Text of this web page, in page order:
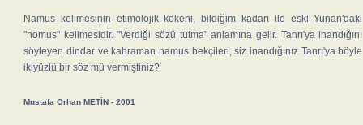
Namus kelimesinin etimolojik kökeni, bildiğim kadarı ile eski Yunan'daki
"nomus" kelimesidir. "Verdiği sözü tutma" anlamına gelir. Tanrı'ya inandığını
söyleyen dindar ve kahraman namus bekçileri, siz inandığınız Tanrı'ya böyle
ikiyüzlü bir söz mü vermiştiniz?
Mustafa Orhan METİN - 2001